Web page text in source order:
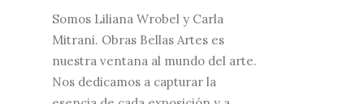
Somos Liliana Wrobel y Carla
Mitrani. Obras Bellas Artes es
nuestra ventana al mundo del arte.
Nos dedicamos a capturar la